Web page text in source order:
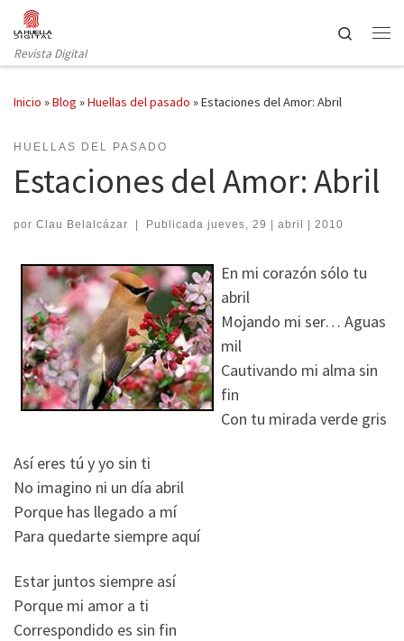
Saltar al contenido
Revista Digital
Search
Inicio »Blog »Huellas del pasado »Estaciones del Amor: Abril
HUELLAS DEL PASADO
Estaciones del Amor: Abril
por Clau Belalcázar | Publicada jueves, 29 | abril | 2010
En mi corazón sólo tu
abril
Mojando mi ser… Aguas
mil
Cautivando mi alma sin
fin
Con tu mirada verde gris
Así eres tú y yo sin ti
No imagino ni un día abril
Porque has llegado a mí
Para quedarte siempre aquí
Estar juntos siempre así
Porque mi amor a ti
Correspondido es sin fin